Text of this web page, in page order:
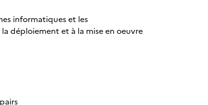
informatiques et les
déploiement et à la mise en oeuvre